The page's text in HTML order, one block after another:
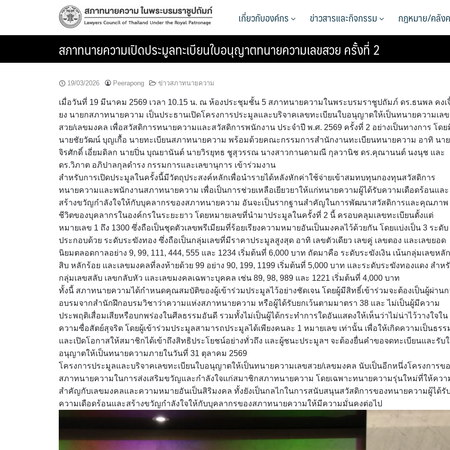
เกี่ยวกับองค์กร ข่าวสารและกิจกรรม กฎหมาย/คลัง
สภาทนายความเปิดประมูลทะเบียนใบอนุญาตทนายความเลขสวย ครั้งที่ 2
19/03/2026 Peerapong ข่าวสภาทนายความ
เมื่อวันที่ 19 มีนาคม 2569 เวลา 10.15 น. ณ ห้องประชุมชั้น 5 สภาทนายความในพระบรมราชูปถัมภ์ ดร.ธนพล คงเ
ยง นายกสภาทนายความ เป็นประธานเปิดโครงการประมูลและบริจาคเลขทะเบียนใบอนุญาตให้เป็นทนายความเลข
สวย/เลขมงคล เพื่อสวัสดิการทนายความและสวัสดิการพนักงาน ประจำปี พ.ศ. 2569 ครั้งที่ 2 อย่างเป็นทางการ โดย
นายชัยวัฒน์ บุญเกื้อ นายทะเบียนสภาทนายความ พร้อมด้วยคณะกรรมการสำนักงานทะเบียนทนายความ อาทิ นาย
จิรศักดิ์ เอี่ยมดิลก นายปิ่น บุณยานันต์ นายวิรยุทธ ชูสุวรรณ นางสาวกานดามณี กุลวานิช ดร.คุณานนต์ นงนุช และ
ดร.วิภาต อภิปาลกุลดำรง กรรมการและเลขานุการ เข้าร่วมงาน
สำหรับการเปิดประมูลในครั้งนี้มีวัตถุประสงค์หลักเพื่อนำรายได้หลังหักค่าใช้จ่ายเข้าสมทบทุนกองทุนสวัสดิการ
ทนายความและพนักงานสภาทนายความ เพื่อเป็นการช่วยเหลือเยียวยาให้แก่ทนายความผู้ได้รับความเดือดร้อนและ
สร้างขวัญกำลังใจให้กับบุคลากรของสภาทนายความ อันจะเป็นรากฐานสำคัญในการพัฒนาสวัสดิการและคุณภาพ
ชีวิตของบุคลากรในองค์กรในระยะยาว โดยหมายเลขที่นำมาประมูลในครั้งที่ 2 นี้ ครอบคลุมเลขทะเบียนตั้งแต่
หมายเลข 1 ถึง 1300 ซึ่งถือเป็นชุดตัวเลขพรีเมียมที่ร้อยเรียงความหมายอันเป็นมงคลไว้ด้วยกัน โดยแบ่งเป็น 3 ระดับ
ประกอบด้วย ระดับระฆังทอง ซึ่งถือเป็นกลุ่มเลขที่มีราคาประมูลสูงสุด อาทิ เลขตัวเดียว เลขคู่ เลขตอง และเลขยอด
นิยมตลอดกาลอย่าง 9, 99, 111, 444, 555 และ 1234 เริ่มต้นที่ 6,000 บาท ถัดมาคือ ระดับระฆังเงิน เน้นกลุ่มเลขหลัก
สิบ หลักร้อย และเลขมงคลที่ลงท้ายด้วย 99 อย่าง 90, 199, 1199 เริ่มต้นที่ 5,000 บาท และระดับระฆังทองแดง สำห
กลุ่มเลขสลับ เลขกลับหัว และเลขมงคลเฉพาะบุคคล เช่น 89, 98, 989 และ 1221 เริ่มต้นที่ 4,000 บาท
ทั้งนี้ สภาทนายความได้กำหนดคุณสมบัติของผู้เข้าร่วมประมูลไว้อย่างชัดเจน โดยผู้มีสิทธิ์เข้าร่วมจะต้องเป็นผู้ผ่านก
อบรมจากสำนักฝึกอบรมวิชาว่าความแห่งสภาทนายความ หรือผู้ได้รับยกเว้นตามมาตรา 38 และ ไม่เป็นผู้มีความ
ประพฤติเสื่อมเสียหรือบกพร่องในศีลธรรมอันดี รวมทั้งไม่เป็นผู้ได้กระทำการใดอันแสดงให้เห็นว่าไม่น่าไว้วางใจใน
ความซื่อสัตย์สุจริต โดยผู้เข้าร่วมประมูลสามารถประมูลได้เพียงคนละ 1 หมายเลข เท่านั้น เพื่อให้เกิดความเป็นธรร
และเปิดโอกาสให้สมาชิกได้เข้าถึงสิทธิประโยชน์อย่างทั่วถึง และผู้ชนะประมูลฯ จะต้องยื่นคำขอจดทะเบียนและรับ
อนุญาตให้เป็นทนายความภายในวันที่ 31 ตุลาคม 2569
โครงการประมูลและบริจาคเลขทะเบียนใบอนุญาตให้เป็นทนายความเลขสวย/เลขมงคล นับเป็นอีกหนึ่งโครงการข
สภาทนายความในการส่งเสริมขวัญและกำลังใจแก่สมาชิกสภาทนายความ โดยเฉพาะทนายความรุ่นใหม่ที่ให้ควา
สำคัญกับเลขมงคลและความหมายอันเป็นสิริมงคล ทั้งยังเป็นกลไกในการสนับสนุนสวัสดิการของทนายความผู้ได้รับ
ความเดือดร้อนและสร้างขวัญกำลังใจให้กับบุคลากรของสภาทนายความให้มีความมั่นคงต่อไป